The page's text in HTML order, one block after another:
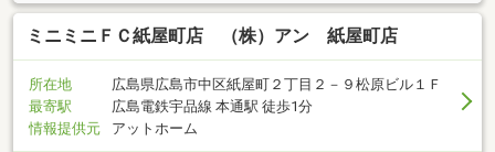
ミニミニＦＣ紙屋町店 （株）アン 紙屋町店
所在地
広島県広島市中区紙屋町２丁目２－９松原ビル１Ｆ
最寄駅
広島電鉄宇品線 本通駅 徒歩1分
情報提供元
アットホーム